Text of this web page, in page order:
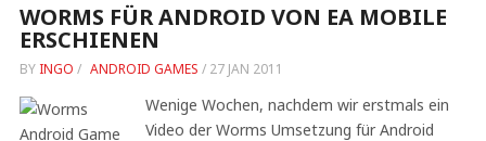
WORMS FÜR ANDROID VON EA MOBILE
ERSCHIENEN
BY INGO / ANDROID GAMES / 27 JAN 2011
Wenige Wochen, nachdem wir erstmals ein
Video der Worms Umsetzung für Android